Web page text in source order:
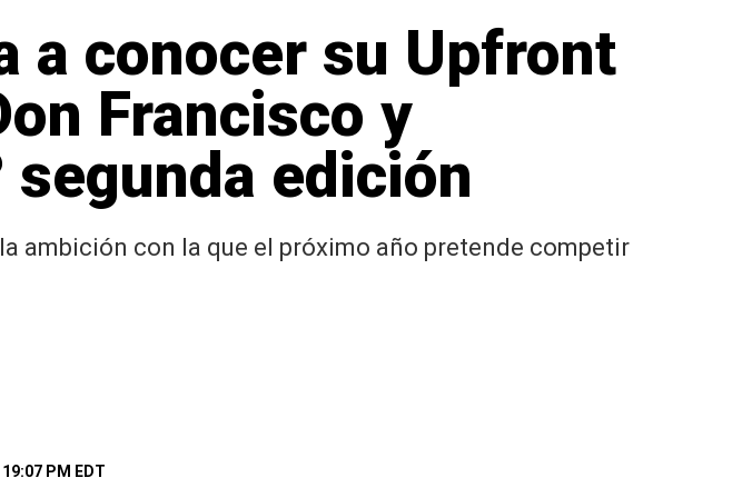
a conocer su Upfront
Francisco y
edición
ambición con la que el próximo año pretende competir
PM EDT